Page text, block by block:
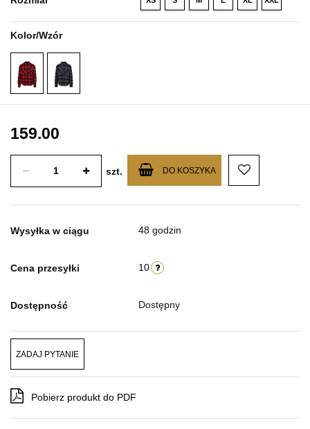
Kolor/Wzór
159.00
szt. DO KOSZYKA
Wysyłka w ciągu 48 godzin
Cena przesyłki 10
Dostępność Dostępny
ZADAJ PYTANIE
Pobierz produkt do PDF